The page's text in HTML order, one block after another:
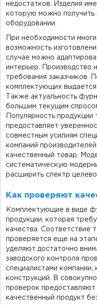
недостатков. Изделия
которую можно получить
оборудовании.
При необходимости
возможность
случае можно
интерьер. Производство
требования заказчиков.
комплектующих выдается
Также актуальность
большим текущим
Популярность продукции
предоставляет
совместным усилиям
компаний
качественный товар.
систематическую
расширить спектр
Как проверяют
Комплектующие в виде
продукции, которая
качества. Соответствие
проверяется еще на
уделяют достаточно
заводского контроля
специалистами компании,
конструкций. В
проверок предоставляют
качественный продукт